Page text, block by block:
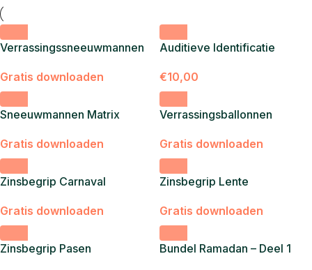
Verrassingssneeuwmannen
Gratis downloaden
Auditieve Identificatie
€10,00
Sneeuwmannen Matrix
Gratis downloaden
Verrassingsballonnen
Gratis downloaden
Zinsbegrip Carnaval
Gratis downloaden
Zinsbegrip Lente
Gratis downloaden
Zinsbegrip Pasen Bundel Ramadan – Deel 1